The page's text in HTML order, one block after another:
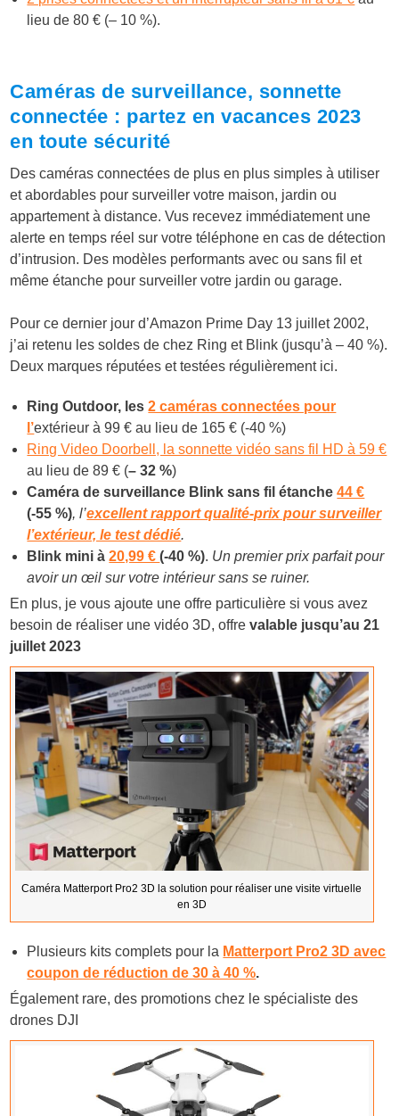
lieu de 80 € (– 10 %).
Caméras de surveillance, sonnette
connectée : partez en vacances 2023
en toute sécurité
Des caméras connectées de plus en plus simples à utiliser
et abordables pour surveiller votre maison, jardin ou
appartement à distance. Vus recevez immédiatement une
alerte en temps réel sur votre téléphone en cas de détection
d’intrusion. Des modèles performants avec ou sans fil et
même étanche pour surveiller votre jardin ou garage.
Pour ce dernier jour d’Amazon Prime Day 13 juillet 2002,
j’ai retenu les soldes de chez Ring et Blink (jusqu’à – 40 %).
Deux marques réputées et testées régulièrement ici.
Ring Outdoor, les2 caméras connectées pour
l’extérieur à 99 € au lieu de 165 € (-40 %)
Ring Video Doorbell, la sonnette vidéo sans fil HD à 59 €
au lieu de 89 € (– 32 %)
Caméra de surveillance Blink sans fil étanche44 €
(-55 %), l’excellent rapport qualité-prix pour surveiller
l’extérieur, le test dédié.
Blink mini à20,99 €(-40 %). Un premier prix parfait pour
avoir un œil sur votre intérieur sans se ruiner.
En plus, je vous ajoute une offre particulière si vous avez
besoin de réaliser une vidéo 3D, offrevalable jusqu’au 21
juillet 2023
Caméra Matterport Pro2 3D la solution pour réaliser une visite virtuelle
en 3D
Plusieurs kits complets pour la Matterport Pro2 3D avec
coupon de réduction de 30 à 40 %.
Également rare, des promotions chez le spécialiste des
drones DJI